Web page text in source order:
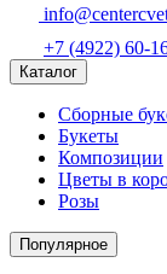
+7 (4922) 60-
Каталог
Сборные
Букеты
Композиции
Цветы в
Розы
Популярное